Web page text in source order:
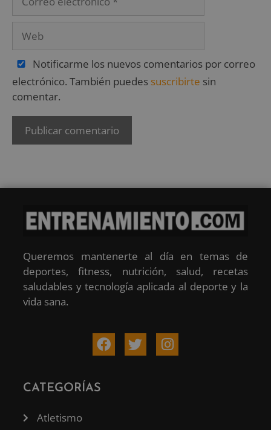
Notificarme los nuevos comentarios por correo
electrónico. También puedes suscribirte sin
comentar.
Queremos mantenerte al día en temas de
deportes, fitness, nutrición, salud, recetas
saludables y tecnología aplicada al deporte y la
vida sana.
CATEGORÍAS
Atletismo